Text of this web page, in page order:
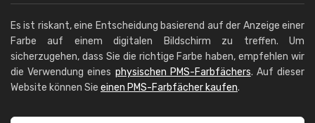
Es ist riskant, eine Entscheidung basierend auf der Anzeige einer
Farbe auf einem digitalen Bildschirm zu treffen. Um
sicherzugehen, dass Sie die richtige Farbe haben, empfehlen wir
die Verwendung eines physischen PMS-Farbfächers. Auf dieser
Website können Sie einen PMS-Farbfächer kaufen.